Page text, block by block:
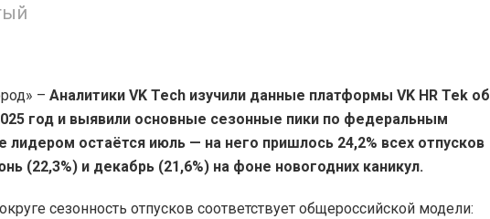
– Аналитики VK Tech изучили данные платформы VK HR Tek об
год и выявили основные сезонные пики по федеральным
лидером остаётся июль — на него пришлось 24,2% всех отпусков
(22,3%) и декабрь (21,6%) на фоне новогодних каникул.
сезонность отпусков соответствует общероссийской модели: